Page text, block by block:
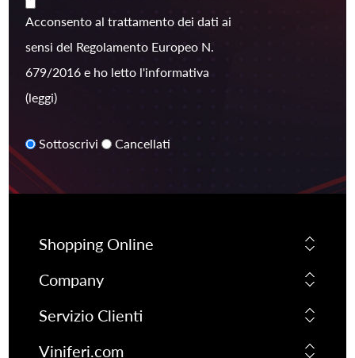
Acconsento al trattamento dei dati ai
sensi del Regolamento Europeo N.
679/2016 e ho letto l'informativa
(leggi)
Sottoscrivi Cancellati
Shopping Online
Company
Servizio Clienti
Viniferi.com